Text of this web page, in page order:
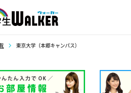
東京大学（本郷キャンパス）